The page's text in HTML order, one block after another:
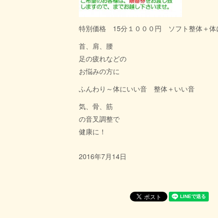
特別価格 15分１０００円 ソフト整体＋体
首、肩、腰
足の疲れなどの
お悩みの方に
ふんわり～体にいい音 整体＋いい音
気、骨、筋
の音叉調整で
健康に！
2016年7月14日